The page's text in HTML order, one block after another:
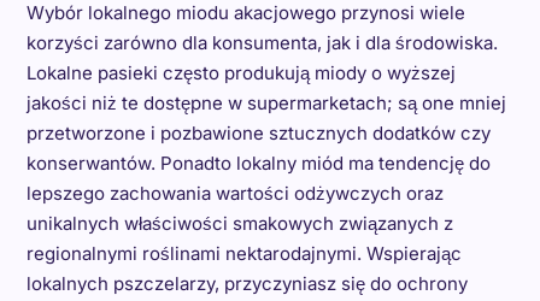
Wybór lokalnego miodu akacjowego przynosi wiele
korzyści zarówno dla konsumenta, jak i dla środowiska.
Lokalne pasieki często produkują miody o wyższej
jakości niż te dostępne w supermarketach; są one mniej
przetworzone i pozbawione sztucznych dodatków czy
konserwantów. Ponadto lokalny miód ma tendencję do
lepszego zachowania wartości odżywczych oraz
unikalnych właściwości smakowych związanych z
regionalnymi roślinami nektarodajnymi. Wspierając
lokalnych pszczelarzy, przyczyniasz się do ochrony